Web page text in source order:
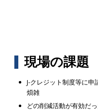
現場の課題
J-クレジット制度等に申
煩雑
どの削減活動が有効だ